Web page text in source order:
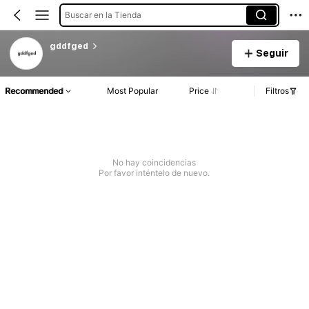
Buscar en la Tienda
gddfged
Seguir
Recommended Most Popular Price Filtros
No hay coincidencias
Por favor inténtelo de nuevo.